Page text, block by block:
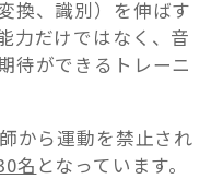
換、識別）を伸ばす
力だけではなく、音
待ができるトレーニ
から運動を禁止され
名 となっています。